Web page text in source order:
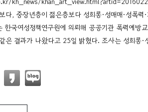
다, 중장년층이 젊은층보다 성희롱·성매매·성폭
한국여성정책연구원에 의뢰해 공공기관 폭력예방
은 결과가 나왔다고 25일 밝혔다. 조사는 성희롱·